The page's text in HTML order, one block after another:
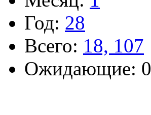
Год: 28
Всего: 18, 107
Ожидающие: 0